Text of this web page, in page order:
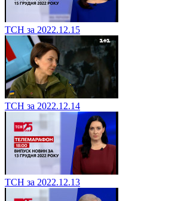
ТСН за 2022.12.15
ТСН за 2022.12.14
ТСН за 2022.12.13